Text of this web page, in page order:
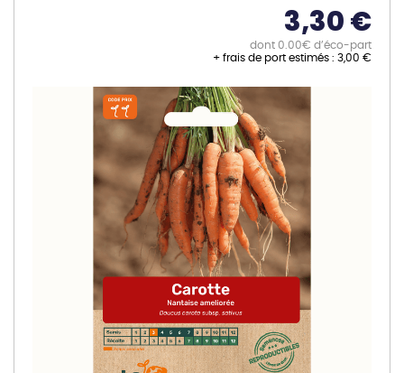
3,30 €
dont 0.00€ d’éco-part
+ frais de port estimés : 3,00 €